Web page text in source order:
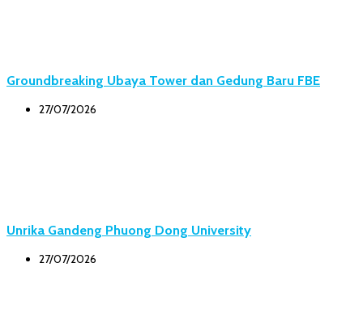
Groundbreaking Ubaya Tower dan Gedung Baru FBE
27/07/2026
Unrika Gandeng Phuong Dong University
27/07/2026